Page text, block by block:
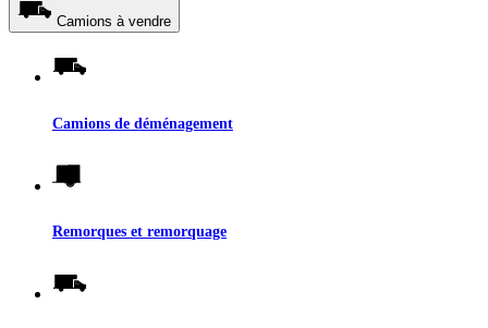
Camions à vendre
Camions de déménagement
Remorques et remorquage